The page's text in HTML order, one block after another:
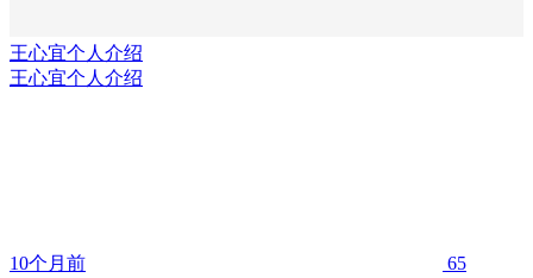
王心宜个人介绍
王心宜个人介绍
10个月前 65